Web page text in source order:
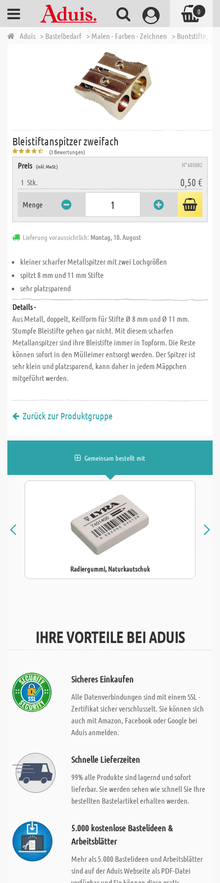
Aduis > Bastelbedarf > Malen - Farben - Zeichnen > Buntstifte,
Bleistiftanspitzer zweifach
(3 Bewertungen)
Preis (inkl. MwSt.) N° 605082
1 Stk. 0,50 €
Menge
Lieferung voraussichtlich: Montag, 10. August
kleiner scharfer Metallspitzer mit zwei Lochgrößen
spitzt 8 mm und 11 mm Stifte
sehr platzsparend
Details -
Aus Metall, doppelt, Keilform für Stifte Ø 8 mm und Ø 11 mm.
Stumpfe Bleistifte gehen gar nicht. Mit diesem scharfen
Metallanspitzer sind ihre Bleistifte immer in Topform. Die Reste
können sofort in den Mülleimer entsorgt werden. Der Spitzer ist
sehr klein und platzsparend, kann daher in jedem Mäppchen
mitgeführt werden.
Zurück zur Produktgruppe
Gemeinsam bestellt mit
Radiergummi, Naturkautschuk
IHRE VORTEILE BEI ADUIS
Sicheres Einkaufen
Alle Datenverbindungen sind mit einem SSL -
Zertifikat sicher verschlusselt. Sie können sich
auch mit Amazon, Facebook oder Google bei
Aduis anmelden.
Schnelle Lieferzeiten
99% alle Produkte sind lagernd und sofort
lieferbar. Sie werden sehen wie schnell Sie Ihre
bestellten Bastelartikel erhalten werden.
5.000 kostenlose Bastelideen &
Arbeitsblätter
Mehr als 5.000 Bastelideen und Arbeitsblätter
sind auf der Aduis Webseite als PDF-Datei
0